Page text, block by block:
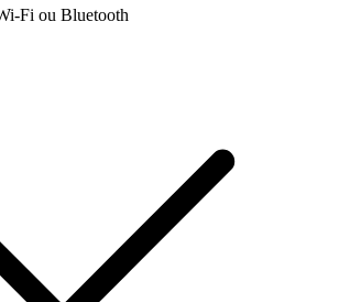
Fi ou Bluetooth